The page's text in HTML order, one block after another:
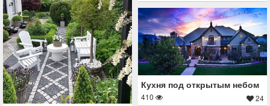
Кухня под открытым небом
410 24